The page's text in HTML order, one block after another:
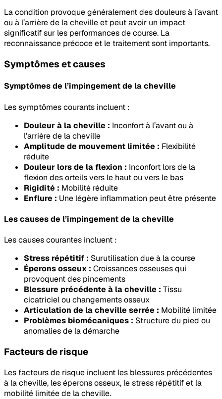
La condition provoque généralement des douleurs à l’avant
ou à l’arrière de la cheville et peut avoir un impact
significatif sur les performances de course. La
reconnaissance précoce et le traitement sont importants.
Symptômes et causes
Symptômes de l’impingement de la cheville
Les symptômes courants incluent :
Douleur à la cheville : Inconfort à l’avant ou à
l’arrière de la cheville
Amplitude de mouvement limitée : Flexibilité
réduite
Douleur lors de la flexion : Inconfort lors de la
flexion des orteils vers le haut ou vers le bas
Rigidité : Mobilité réduite
Enflure : Une légère inflammation peut être présente
Les causes de l’impingement de la cheville
Les causes courantes incluent :
Stress répétitif : Surutilisation due à la course
Éperons osseux : Croissances osseuses qui
provoquent des pincements
Blessure précédente à la cheville : Tissu
cicatriciel ou changements osseux
Articulation de la cheville serrée : Mobilité limitée
Problèmes biomécaniques : Structure du pied ou
anomalies de la démarche
Facteurs de risque
Les facteurs de risque incluent les blessures précédentes
à la cheville, les éperons osseux, le stress répétitif et la
mobilité limitée de la cheville.